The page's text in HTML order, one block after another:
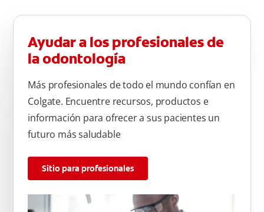
Ayudar a los profesionales de
la odontología
Más profesionales de todo el mundo confían en
Colgate. Encuentre recursos, productos e
información para ofrecer a sus pacientes un
futuro más saludable
Sitio para profesionales